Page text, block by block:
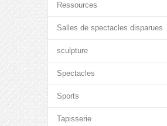
Ressources
Salles de spectacles disparues
sculpture
Spectacles
Sports
Tapisserie